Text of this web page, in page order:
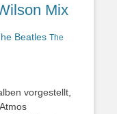
Mix
Beatles The
vorgestellt,